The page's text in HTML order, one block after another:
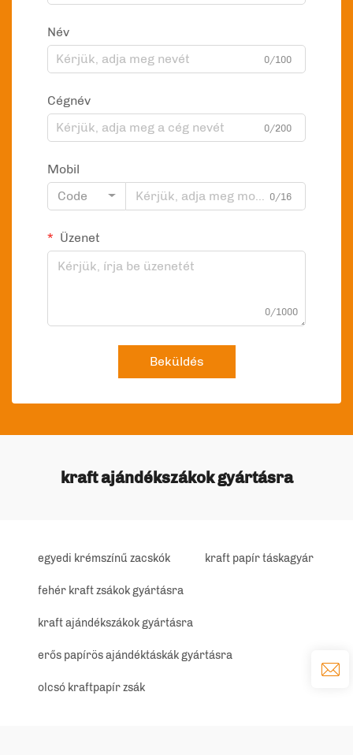
Név
0/100
Cégnév
0/200
Mobil
Code
0/16
Üzenet
0/1000
Beküldés
kraft ajándékszákok gyártásra
egyedi krémszínű zacskók kraft papír táskagyár
fehér kraft zsákok gyártásra
kraft ajándékszákok gyártásra
erős papírös ajándéktáskák gyártásra
olcsó kraftpapír zsák